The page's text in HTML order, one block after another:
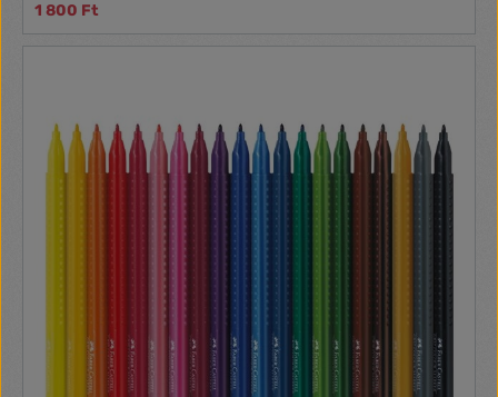
élettartammal rendelkezik. Vonalvastagság: 1 és 3 mm
1 800 Ft